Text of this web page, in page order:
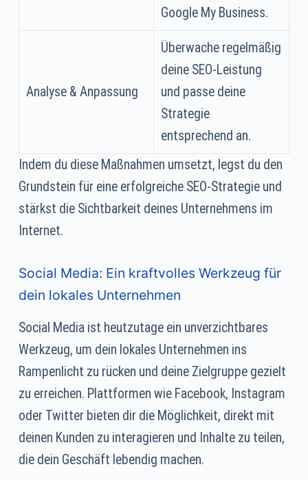
Google My Business.
Analyse & Anpassung
Überwache regelmäßig
deine SEO-Leistung
und passe deine
Strategie
entsprechend an.
Indem du diese Maßnahmen umsetzt, legst du den
Grundstein für eine erfolgreiche SEO-Strategie und
stärkst die Sichtbarkeit deines Unternehmens im
Internet.
Social Media: Ein kraftvolles Werkzeug für
dein lokales Unternehmen
Social Media ist heutzutage ein unverzichtbares
Werkzeug, um dein lokales Unternehmen ins
Rampenlicht zu rücken und deine Zielgruppe gezielt
zu erreichen. Plattformen wie Facebook, Instagram
oder Twitter bieten dir die Möglichkeit, direkt mit
deinen Kunden zu interagieren und Inhalte zu teilen,
die dein Geschäft lebendig machen.